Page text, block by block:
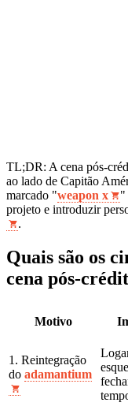
TL;DR: A cena
ao lado de Capitão
marcado "weapon x
"
projeto e introduzir
.
Quais são os
cena
Motivo
1. Reintegração
do adamantium